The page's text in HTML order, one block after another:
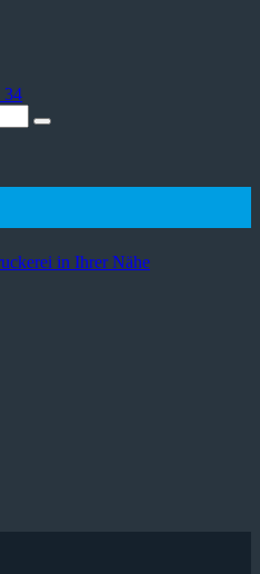
34
in Ihrer Nähe